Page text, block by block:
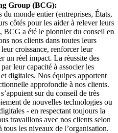
Group (BCG):
monde entier (entreprises, États,
côtés pour les aider à relever leurs
BCG a été le pionnier du conseil en
nos clients dans toutes leurs
croissance, renforcer leur
un réel impact. La réussite des
leur capacité à associer les
digitales. Nos équipes apportent
approfondie à nos clients.
sur du conseil de très
de nouvelles technologies ou
- en respectant toujours la
travaillons avec nos clients selon
les niveaux de l’organisation.